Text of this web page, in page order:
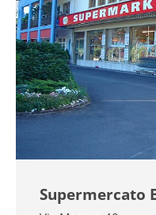
Supermercato